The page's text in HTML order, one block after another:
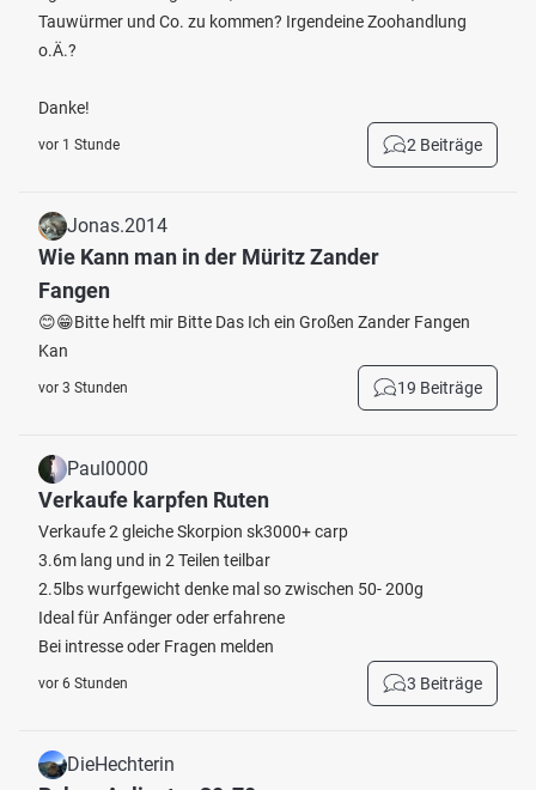
Tauwürmer und Co. zu kommen? Irgendeine Zoohandlung
o.Ä.?
Danke!
vor 1 Stunde 2 Beiträge
Jonas.2014
Wie Kann man in der Müritz Zander
Fangen
😊😁Bitte helft mir Bitte Das Ich ein Großen Zander Fangen
Kan
vor 3 Stunden 19 Beiträge
Paul0000
Verkaufe karpfen Ruten
Verkaufe 2 gleiche Skorpion sk3000+ carp
3.6m lang und in 2 Teilen teilbar
2.5lbs wurfgewicht denke mal so zwischen 50- 200g
Ideal für Anfänger oder erfahrene
Bei intresse oder Fragen melden
vor 6 Stunden 3 Beiträge
DieHechterin